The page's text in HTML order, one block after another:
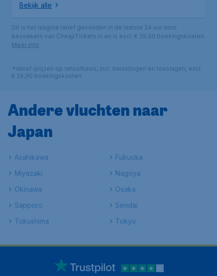
Bekijk alle
Dit is het laagste tarief gevonden in de laatste 24 uur door
bezoekers van CheapTickets.nl en is excl. € 29,90 boekingskosten.
Meer info
*Vanaf-prijzen op retourbasis, incl. belastingen en toeslagen, excl.
€ 29,90 boekingskosten.
Andere vluchten naar
Japan
Asahikawa
Fukuoka
Miyazaki
Nagoya
Okinawa
Osaka
Sapporo
Sendai
Tokushima
Tokyo